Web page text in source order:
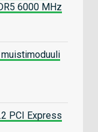
6000 MHz
muistimoduuli
PCI Express